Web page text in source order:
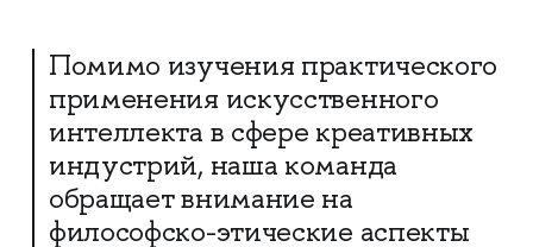
Помимо изучения практического
применения искусственного
интеллекта в сфере креативных
индустрий, наша команда
обращает внимание на
философско-этические аспекты